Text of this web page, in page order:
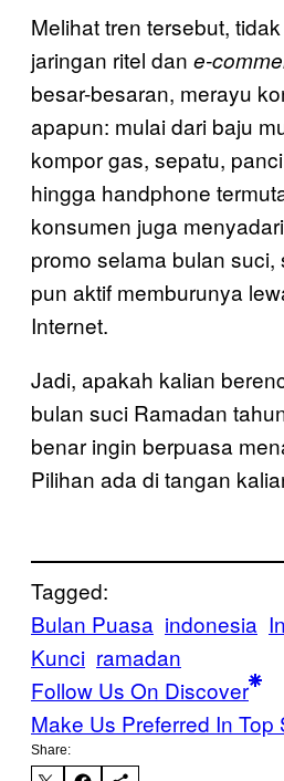
Melihat tren tersebut,
jaringan ritel dan e-
besar-besaran, merayu
apapun: mulai dari baju
kompor gas, sepatu,
hingga handphone
konsumen juga
promo selama bulan
pun aktif memburunya
Internet.
Jadi, apakah kalian
bulan suci Ramadan
benar ingin berpuasa
Pilihan ada di tangan
Tagged:
Bulan Puasa indonesia
Kunci ramadan
Follow Us On Discover
Make Us Preferred In Top
Share: